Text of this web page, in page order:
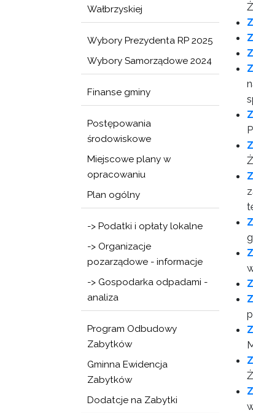
Wałbrzyskiej
Wybory Prezydenta RP 2025
Wybory Samorządowe 2024
Finanse gminy
Postępowania
środowiskowe
Miejscowe plany w
opracowaniu
Plan ogólny
-> Podatki i opłaty lokalne
-> Organizacje
pozarządowe - informacje
-> Gospodarka odpadami -
analiza
Program Odbudowy
Zabytków
Gminna Ewidencja
Zabytków
Dodatcje na Zabytki